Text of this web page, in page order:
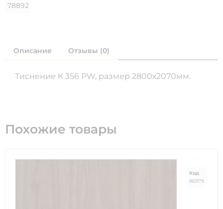
78892
Описание Отзывы (0)
Тиснение К 356 PW, размер 2800х2070мм.
Похожие товары
Код
86979